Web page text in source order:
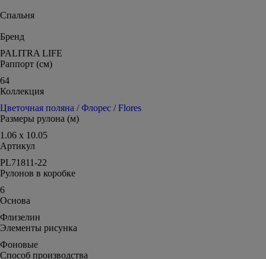
Спальня
Бренд
PALITRA LIFE
Раппорт (см)
64
Коллекция
Цветочная поляна / Флорес / Flores
Размеры рулона (м)
1.06 x 10.05
Артикул
PL71811-22
Рулонов в коробке
6
Основа
Флизелин
Элементы рисунка
Фоновые
Способ производства